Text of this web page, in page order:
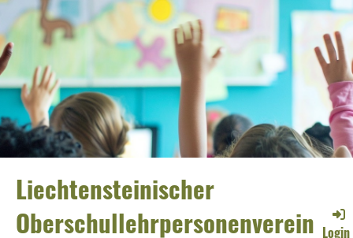
Liechtensteinischer
Oberschullehrpersonenverein Login